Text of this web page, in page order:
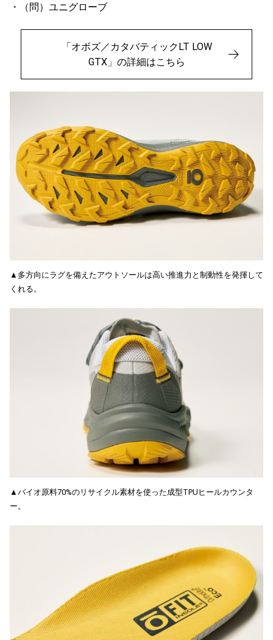
・（問）ユニグローブ
「オボズ／カタバティックLT LOW
GTX」の詳細はこちら
▲多方向にラグを備えたアウトソールは高い推進力と制動性を発揮して
くれる。
▲バイオ原料70%のリサイクル素材を使った成型TPUヒールカウンタ
ー。